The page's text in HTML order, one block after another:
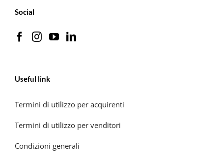
Social
Useful link
Termini di utilizzo per acquirenti
Termini di utilizzo per venditori
Condizioni generali